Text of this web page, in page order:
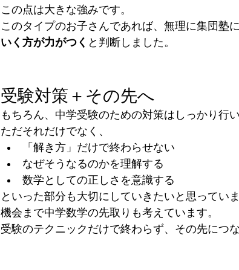
この点は大きな強みです。
このタイプのお子さんであれば、無理に集団塾
いく方が力がつく と判断しました。
受験対策＋その先へ
もちろん、中学受験のための対策はしっかり行い
ただそれだけでなく、
「解き方」だけで終わらせない
なぜそうなるのかを理解する
数学としての正しさを意識する
といった部分も大切にしていきたいと思っていま
機会まで中学数学の先取りも考えています。
受験のテクニックだけで終わらず、その先につ